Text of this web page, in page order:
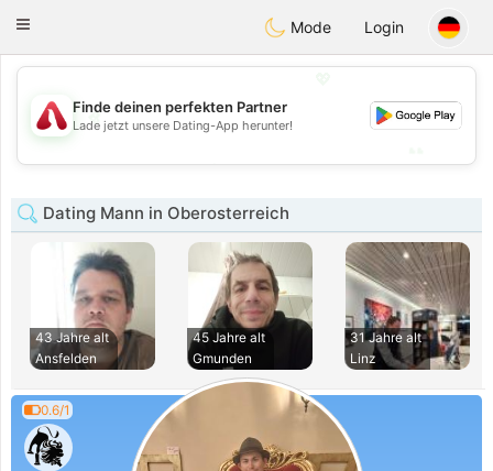
Österreich Chat
Toggle
Mode Login
💖
💕
Finde deinen perfekten Partner
Lade jetzt unsere Dating-App herunter!
Dating Mann in Oberosterreich
43 Jahre alt
Ansfelden
45 Jahre alt
Gmunden
31 Jahre alt
Linz
0.6/1